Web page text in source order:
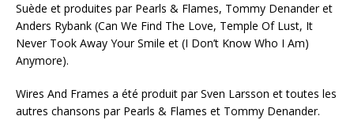
Suède et produites par Pearls & Flames, Tommy Denander et
Anders Rybank (Can We Find The Love, Temple Of Lust, It
Never Took Away Your Smile et (I Don’t Know Who I Am)
Anymore).
Wires And Frames a été produit par Sven Larsson et toutes les
autres chansons par Pearls & Flames et Tommy Denander.